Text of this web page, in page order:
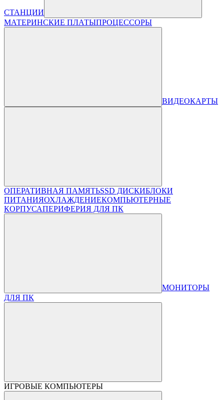
СТАНЦИИ
МАТЕРИНСКИЕ ПЛАТЫПРОЦЕССОРЫ
ВИДЕОКАРТЫ
ОПЕРАТИВНАЯ ПАМЯТЬSSD ДИСКИБЛОКИ
ПИТАНИЯОХЛАЖДЕНИЕКОМПЬЮТЕРНЫЕ
КОРПУСАПЕРИФЕРИЯ ДЛЯ ПК
МОНИТОРЫ
ДЛЯ ПК
ИГРОВЫЕ КОМПЬЮТЕРЫ